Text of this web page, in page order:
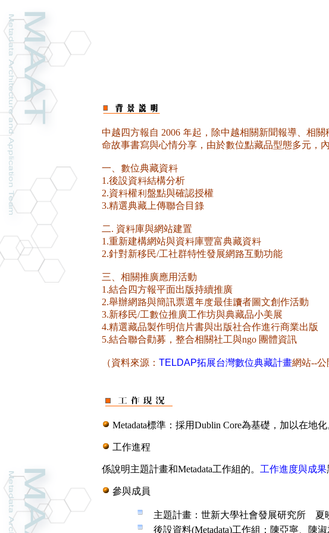
中越四方報自 2006 年起，除中越相關新聞報導、相
命故事書寫與心情分享，由於數位點藏品型態多元，
一、數位典藏資料
1.後設資料結構分析
2.資料權利盤點與確認授權
3.精選典藏上傳聯合目錄
二. 資料庫與網站建置
1.重新建構網站與資料庫豐富典藏資料
2.針對新移民/工社群特性發展網路互動功能
三、相關推廣應用活動
1.結合四方報平面出版持續推廣
2.舉辦網路與簡訊票選年度最佳讀者圖文創作活動
3.新移民/工數位推廣工作坊與典藏品小美展
4.精選藏品製作明信片書與出版社合作進行商業出版
5.結合聯合勸募，整合相關社工與ngo 團體資訊
（資料來源： TELDAP拓展台灣數位典藏計畫網站--公
Metadata標準：採用Dublin Core為基礎，加以在地化
工作進程
係說明主題計畫和Metadata工作組的。 工作進度與成果
參與成員
主題計畫：世新大學社會發展研究所 夏
後設資料(Metadata)工作組：陳亞寧、陳